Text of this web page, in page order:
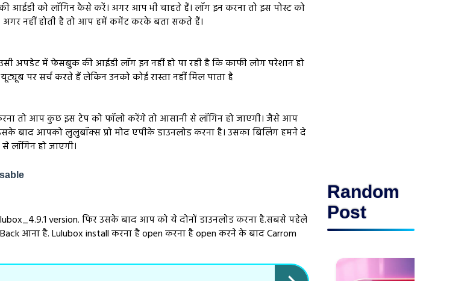
को लॉगिन कैसे करें। अगर आप भी चाहते हैं। लॉग इन करना तो इस पोस्ट को
अगर नहीं होती है तो आप हमें कमेंट करके बता सकते हैं।
अपडेट में फेसबुक की आईडी लॉग इन नहीं हो पा रही है कि काफी लोग परेशान हो
पर सर्च करते हैं लेकिन उनको कोई रास्ता नहीं मिल पाता है
तो आप कुछ इस टेप को फॉलो करेंगे तो आसानी से लॉगिन हो जाएगी। जैसे आप
बाद आपको लुलुबॉक्स प्रो मोद एपीके डाउनलोड करना है। उसका बिलिंग हमने दे
हो जाएगी।
version. फिर उसके बाद आप को ये दोनों डाउनलोड करना है.सबसे पहेले
आना है. Lulubox install करना है open करना है open करने के बाद Carrom
Random
Post